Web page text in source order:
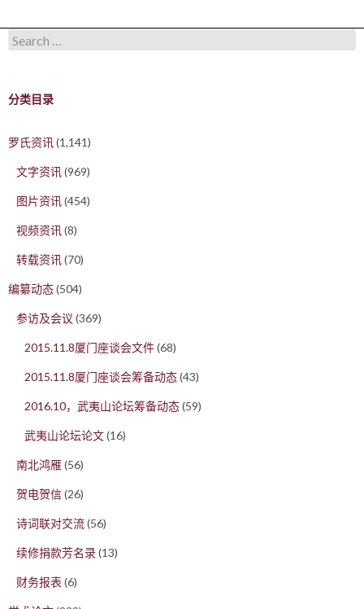
Search for:
分类目录
罗氏资讯(1,141)
文字资讯(969)
图片资讯(454)
视频资讯(8)
转载资讯(70)
编纂动态(504)
参访及会议 (369)
2015.11.8厦门座谈会文件(68)
2015.11.8厦门座谈会筹备动态(43)
2016.10，武夷山论坛筹备动态(59)
武夷山论坛论文(16)
南北鸿雁(56)
贺电贺信(26)
诗词联对交流(56)
续修捐款芳名录(13)
财务报表 (6)